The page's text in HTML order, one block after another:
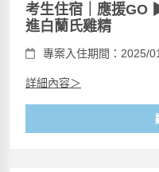
考生住宿｜應援GO
進白蘭氏雞精
專案入住期間：2025/
詳細內容＞